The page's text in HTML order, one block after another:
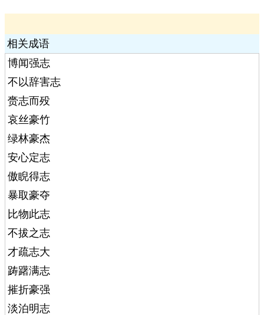
相关成语
博闻强志
不以辞害志
赍志而殁
哀丝豪竹
绿林豪杰
安心定志
傲睨得志
暴取豪夺
比物此志
不拔之志
才疏志大
踌躇满志
摧折豪强
淡泊明志